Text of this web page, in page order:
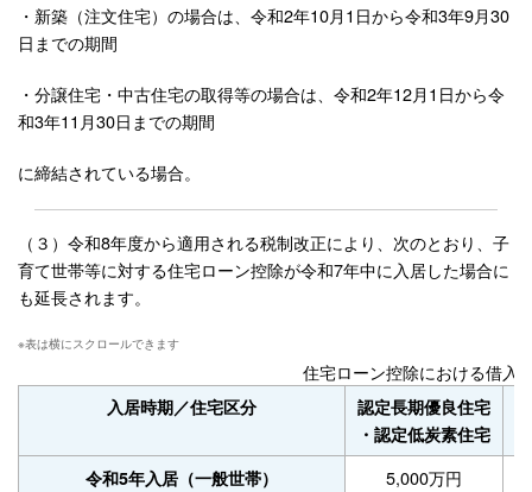
・新築（注文住宅）の場合は、令和2年10月1日から令和3年9月30
日までの期間
・分譲住宅・中古住宅の取得等の場合は、令和2年12月1日から令
和3年11月30日までの期間
に締結されている場合。
（３）令和8年度から適用される税制改正により、次のとおり、子
育て世帯等に対する住宅ローン控除が令和7年中に入居した場合に
も延長されます。
住宅ローン控除における借入
入居時期／住宅区分
認定長期優良住宅
・認定低炭素住宅
令和5年入居（一般世帯） 5,000万円